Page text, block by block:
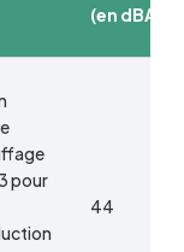
(en dBA)
pour
44